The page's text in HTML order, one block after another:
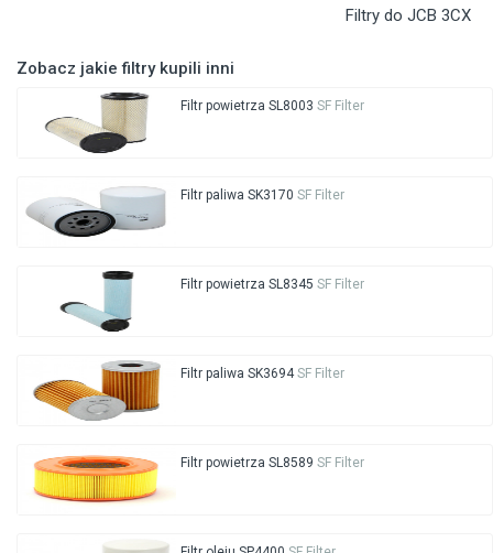
Filtry do JCB 3CX
Zobacz jakie filtry kupili inni
Filtr powietrza SL8003 SF Filter
Filtr paliwa SK3170 SF Filter
Filtr powietrza SL8345 SF Filter
Filtr paliwa SK3694SF Filter
Filtr powietrza SL8589 SF Filter